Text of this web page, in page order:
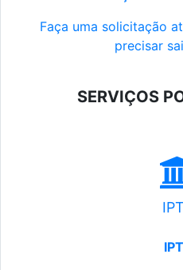
Faça uma solicitação
precisar
SERVIÇOS